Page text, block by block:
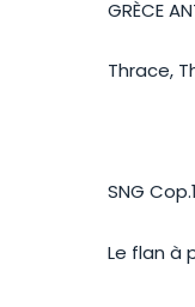
GRÈCE
Thrace,
SNG
Le flan à